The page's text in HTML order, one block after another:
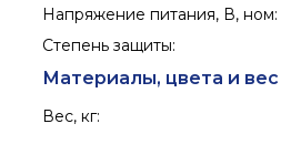
Напряжение питания, В, ном:
Степень защиты:
Материалы, цвета и вес
Вес, кг: